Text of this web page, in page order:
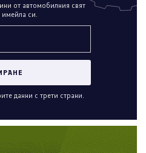
от автомобилния свят
си.
данни с трети страни.